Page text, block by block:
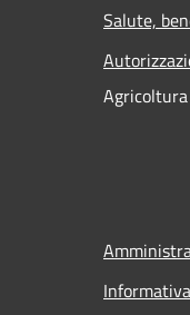
Salute,
Agricoltura